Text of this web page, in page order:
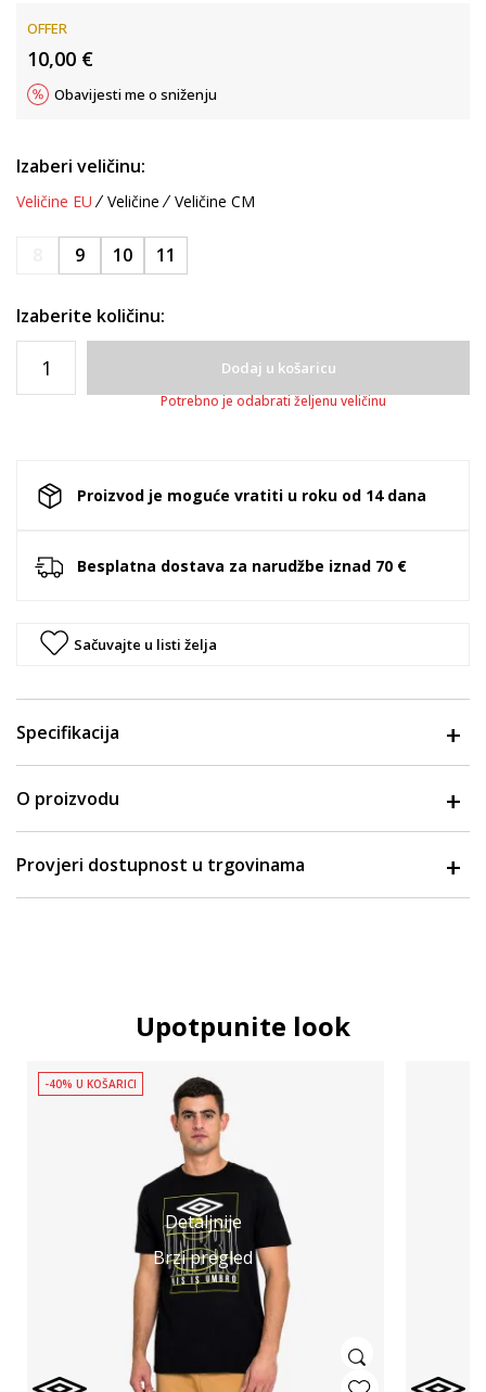
OFFER
10,00 €
Obavijesti me o sniženju
Izaberi veličinu:
Veličine EU Veličine Veličine CM
9 10 11
Izaberite količinu:
Dodaj u košaricu
Potrebno je odabrati željenu veličinu
Proizvod je moguće vratiti u roku od 14 dana
Besplatna dostava za narudžbe iznad 70 €
Sačuvajte u listi želja
Specifikacija
O proizvodu
Provjeri dostupnost u trgovinama
Upotpunite look
Detaljnije
Brzi pregled
-40% U KOŠARICI